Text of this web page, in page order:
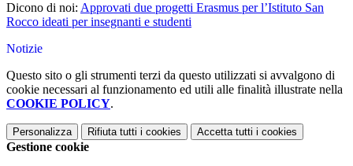
Dicono di noi: Approvati due progetti Erasmus per l’Istituto San
Rocco ideati per insegnanti e studenti
Notizie
Questo sito o gli strumenti terzi da questo utilizzati si avvalgono di
cookie necessari al funzionamento ed utili alle finalità illustrate nella
COOKIE POLICY.
Personalizza Rifiuta tutti i cookies Accetta tutti i cookies
Gestione cookie